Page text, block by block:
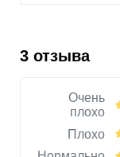
3 отзыва
Очень
плохо
Плохо